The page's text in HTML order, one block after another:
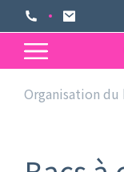
Organisation du